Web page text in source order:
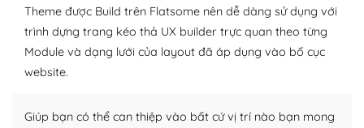
Plugin mở rộng là thành phần cài đặt thêm vào
WordPress để tăng thêm các tính năng cần thiết. Có
nhiều plugin trả phí hoặc miễn phí.
Nhờ lượng người dùng đông đảo, thư viện themes và
thích chọn lựa plugin và themes phù hợp cho mục đích
Theme được Build trên Flatsome nên dễ dàng sử dụng với
trình dựng trang kéo thả UX builder trực quan theo từng
Module và dạng lưới của layout đã áp dụng vào bố cục
website.
Giúp bạn có thể can thiệp vào bất cứ vị trí nào bạn mong